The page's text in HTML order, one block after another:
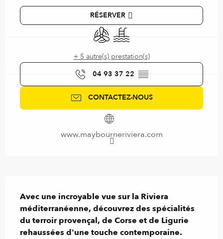
RÉSERVER
Air conditionné
Piscine
+ 5 autre(s) prestation(s)
04 93 37 22 ▒▒
CONTACTEZ-NOUS
www.maybourneriviera.com
Avec une incroyable vue sur la Riviera
méditerranéenne, découvrez des spécialités
du terroir provençal, de Corse et de Ligurie
rehaussées d'une touche contemporaine.